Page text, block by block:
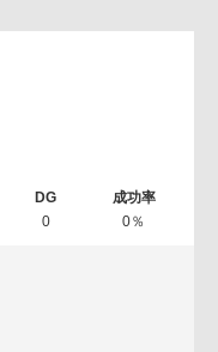
0 0％